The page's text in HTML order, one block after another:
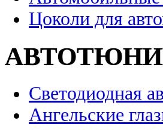
Цоколи для
Светодиодная
Ангельские